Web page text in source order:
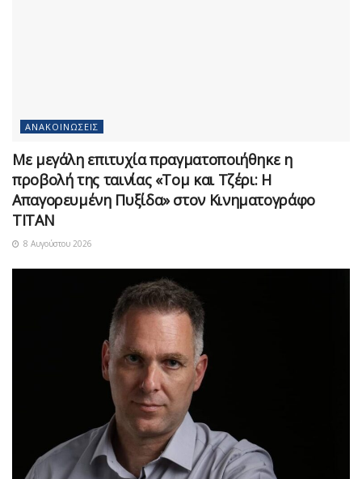
ΑΝΑΚΟΙΝΏΣΕΙΣ
Με μεγάλη επιτυχία πραγματοποιήθηκε η
προβολή της ταινίας «Τομ και Τζέρι: Η
Απαγορευμένη Πυξίδα» στον Κινηματογράφο
ΤΙΤΑΝ
8 Αυγούστου 2026